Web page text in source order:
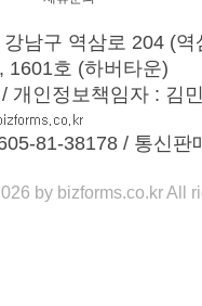
남구 역삼로 204 (
1601호 (하버타운)
개인정보책임자 : 김
81-38178 / 통신
by bizforms.co.kr All